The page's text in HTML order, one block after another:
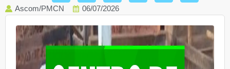
Ascom/PMCN 06/07/2026